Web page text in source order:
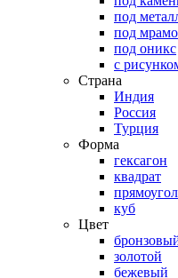
под
под
под оникс
с
Страна
Индия
Россия
Турция
Форма
гексагон
квадрат
куб
Цвет
золотой
бежевый